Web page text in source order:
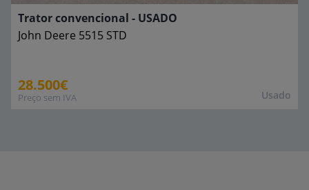
Usado
Trator convencional - USADO
John Deere 5515 STD
28.500€
Preço sem IVA